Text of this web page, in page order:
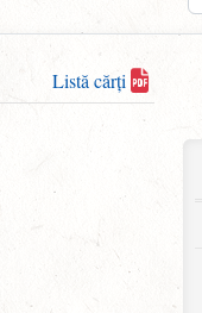
Listă cărți